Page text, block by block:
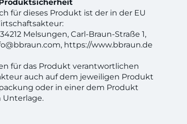
für dieses Produkt ist der in der EU
Melsungen, Carl-Braun-Straße 1,
https://www.bbraun.de
für das Produkt verantwortlichen
auch auf dem jeweiligen Produkt
oder in einer dem Produkt